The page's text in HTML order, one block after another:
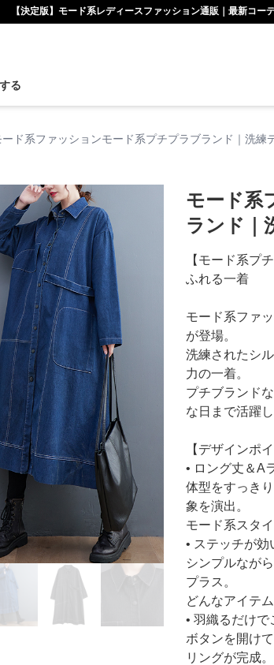
【決定版】モード系レディースファッション通販｜最新コー
る
ード系ファッションモード系プチプラブランド｜洗練
モード系
ランド｜
【モード系プ
ふれる一着
モード系ファ
が登場。
洗練されたシ
力の一着。
プチブランド
な日まで活躍し
【デザインポ
• ロング丈＆A
体型をすっき
象を演出。
モード系スタ
• ステッチが効
シンプルなが
プラス。
どんなアイテ
• 羽織るだけで
ボタンを開け
リングが完成。